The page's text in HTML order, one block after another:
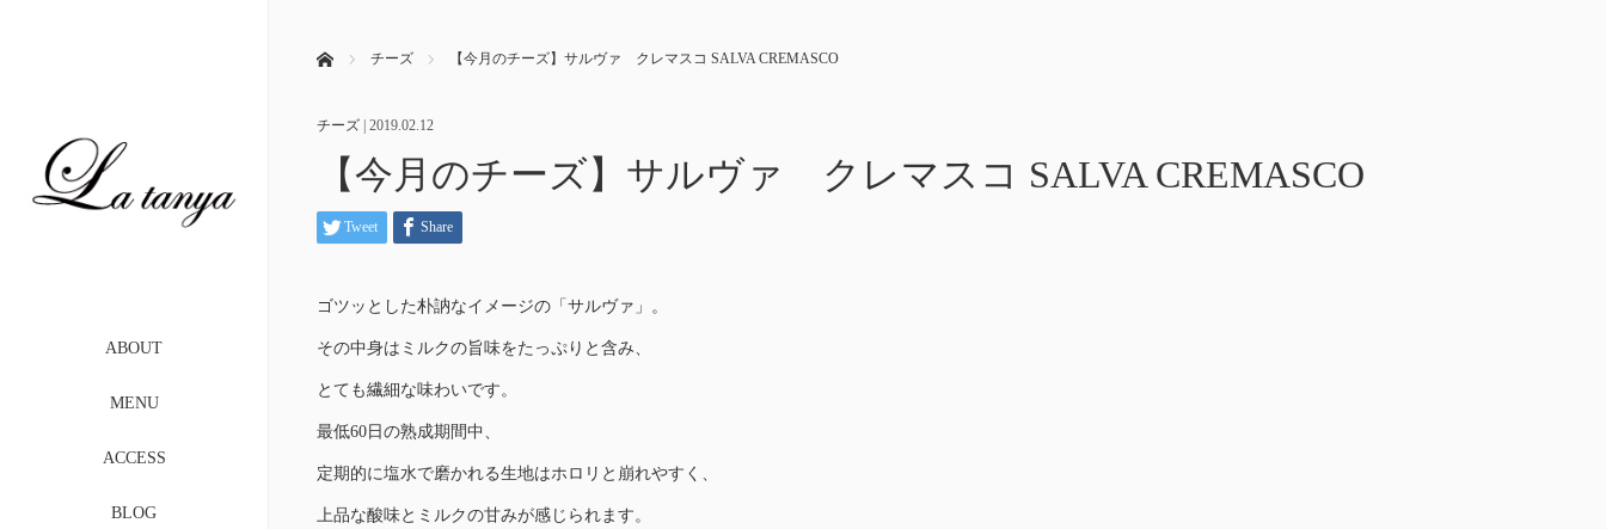
ABOUT
MENU
ACCESS
BLOG
ホーム チーズ 【今月のチーズ】サルヴァ クレマスコ SALVA CREMASCO
チーズ 2019.02.12
【今月のチーズ】サルヴァ クレマスコ SALVA CREMASCO
Tweet Share
ゴツッとした朴訥なイメージの「サルヴァ」。
その中身はミルクの旨味をたっぷりと含み、
とても繊細な味わいです。
最低60日の熟成期間中、
定期的に塩水で磨かれる生地はホロリと崩れやすく、
上品な酸味とミルクの甘みが感じられます。